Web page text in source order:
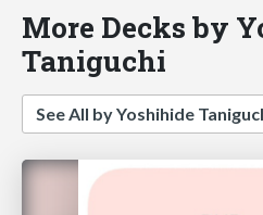
More Decks by
Taniguchi
See All by Yoshihide